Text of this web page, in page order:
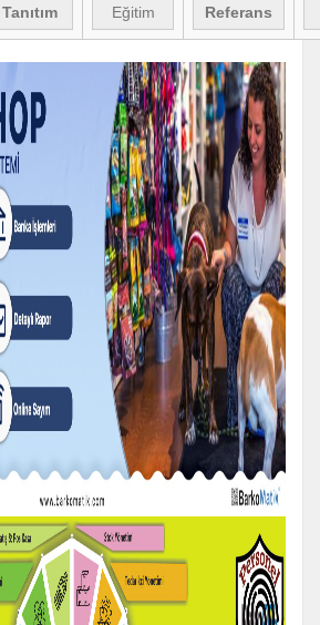
Tanıtım
Eğitim
Referans